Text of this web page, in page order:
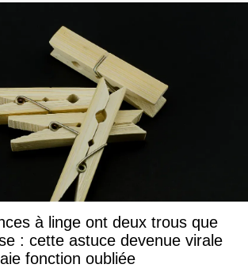
à linge ont deux trous que
: cette astuce devenue virale
fonction oubliée